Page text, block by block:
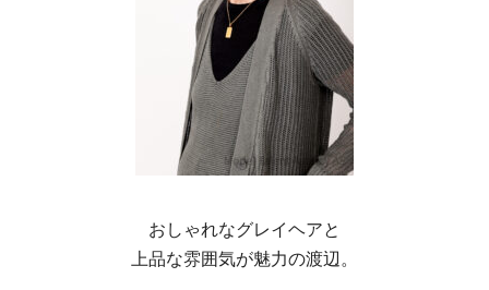
おしゃれなグレイヘアと
上品な雰囲気が魅力の渡辺。